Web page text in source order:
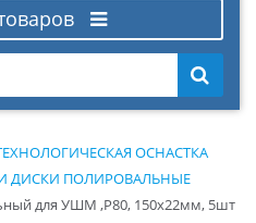
ОСНАСТКА
ДИСКИ ПОЛИРОВАЛЬНЫЕ
для УШМ ,P80, 150х22мм, 5шт